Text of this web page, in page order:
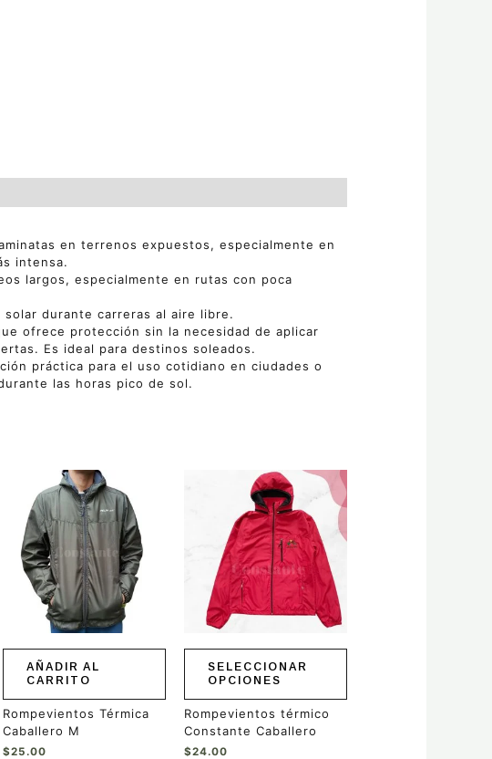
en terrenos expuestos, especialmente en
intensa.
largos, especialmente en rutas con poca
durante carreras al aire libre.
ofrece protección sin la necesidad de aplicar
Es ideal para destinos soleados.
práctica para el uso cotidiano en ciudades o
las horas pico de sol.
AÑADIR AL
CARRITO
Rompevientos Térmica
Caballero M
$25.00
SELECCIONAR
OPCIONES
múltiples
variantes.
opciones
pueden
elegir
en
página
de
producto
Rompevientos térmico
Constante Caballero
$24.00